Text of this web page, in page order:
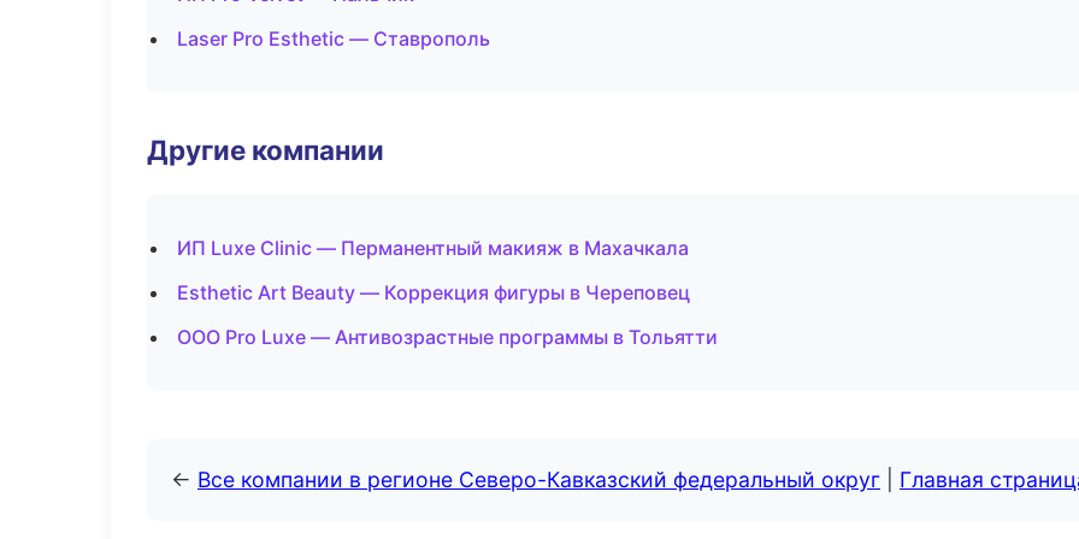
Laser Pro Esthetic — Ставрополь
Другие компании
ИП Luxe Clinic — Перманентный макияж в Махачкала
Esthetic Art Beauty — Коррекция фигуры в Череповец
ООО Pro Luxe — Антивозрастные программы в Тольятти
← Все компании в регионе Северо-Кавказский федеральный округ Главная